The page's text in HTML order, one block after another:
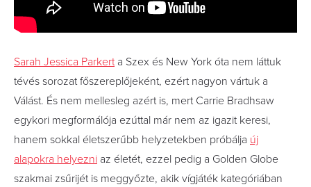
Sarah Jessica Parkerta Szex és New York óta nem láttuk
tévés sorozat főszereplőjeként, ezért nagyon vártuk a
Válást. És nem mellesleg azért is, mert Carrie Bradhsaw
egykori megformálója ezúttal már nem az igazit keresi,
hanem sokkal életszerűbb helyzetekben próbálja új
alapokra helyezni az életét, ezzel pedig a Golden Globe
szakmai zsűrijét is meggyőzte, akik vígjáték kategóriában